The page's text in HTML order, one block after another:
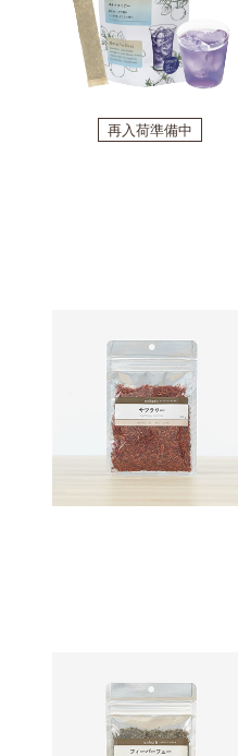
再入荷準備中